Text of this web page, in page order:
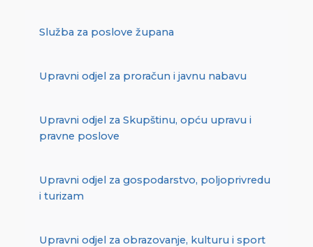
Služba za poslove župana
Upravni odjel za proračun i javnu nabavu
Upravni odjel za Skupštinu, opću upravu i
pravne poslove
Upravni odjel za gospodarstvo, poljoprivredu
i turizam
Upravni odjel za obrazovanje, kulturu i sport